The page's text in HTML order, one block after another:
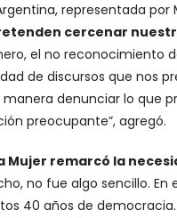
representada por
cercenar
el no reconocimiento
de discursos que nos
denunciar lo que
preocupante”, agregó.
Mujer remarcó la
no fue algo sencillo.
40 años de